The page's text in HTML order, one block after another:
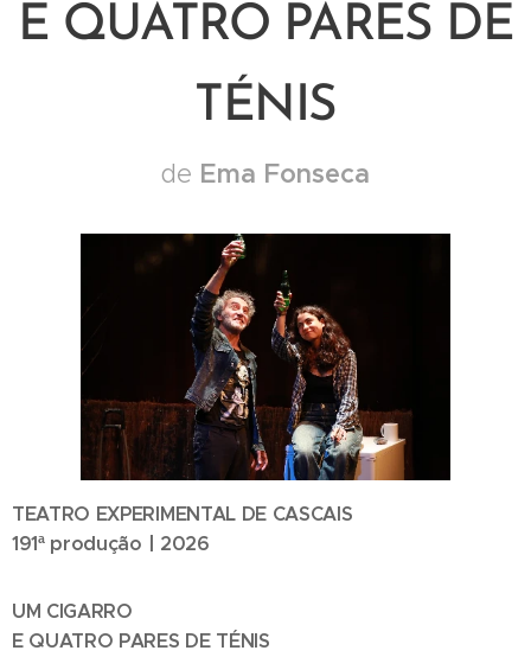
E QUATRO PARES DE
TÉNIS
de Ema Fonseca
TEATRO EXPERIMENTAL DE CASCAIS
191ª produção | 2026
UM CIGARRO
E QUATRO PARES DE TÉNIS